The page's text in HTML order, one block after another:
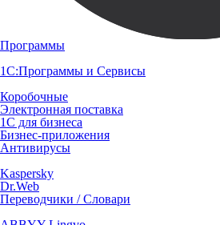
Программы
1С:Программы и Сервисы
Коробочные
Электронная поставка
1С для бизнеса
Бизнес-приложения
Антивирусы
Kaspersky
Dr.Web
Переводчики / Словари